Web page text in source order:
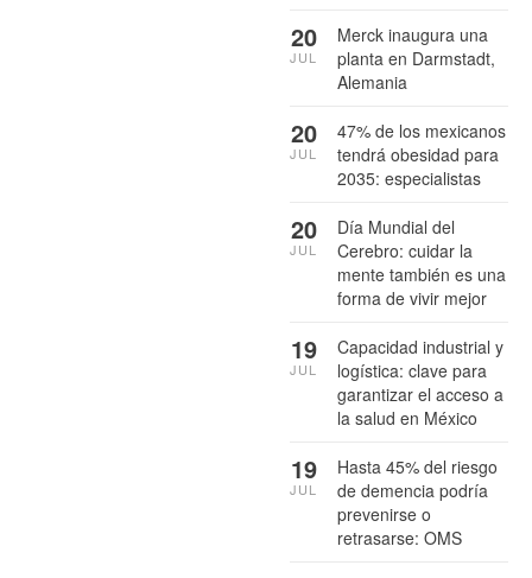
Merck inaugura una
planta en Darmstadt,
Alemania
20
JUL
47% de los mexicanos
tendrá obesidad para
2035: especialistas
20
JUL
Día Mundial del
Cerebro: cuidar la
mente también es una
forma de vivir mejor
20
JUL
Capacidad industrial y
logística: clave para
garantizar el acceso a
la salud en México
19
JUL
Hasta 45% del riesgo
de demencia podría
prevenirse o
retrasarse: OMS
19
JUL